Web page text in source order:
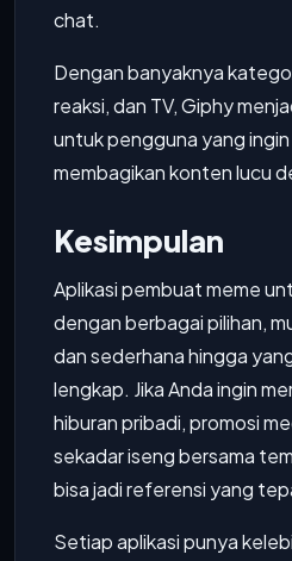
chat.
Dengan banyaknya
reaksi, dan TV, Giphy
untuk pengguna yang
membagikan konten lucu
Kesimpulan
Aplikasi pembuat meme
dengan berbagai pilihan,
dan sederhana hingga
lengkap. Jika Anda ingin
hiburan pribadi, promosi
sekadar iseng bersama
bisa jadi referensi yang
Setiap aplikasi punya